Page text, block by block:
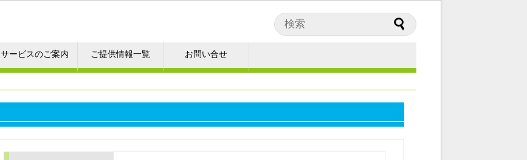
サービスのご案内 ご提供情報一覧 お問い合せ